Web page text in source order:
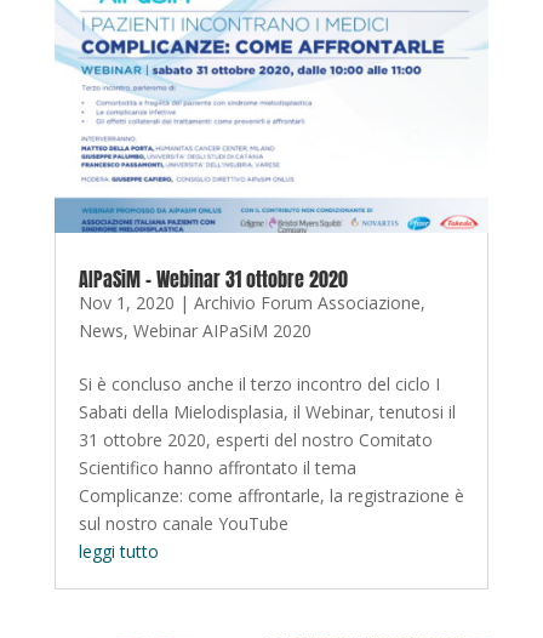
AIPaSiM – Webinar 31 ottobre 2020
Nov 1, 2020 | Archivio Forum Associazione,
News, Webinar AIPaSiM 2020
Si è concluso anche il terzo incontro del ciclo I
Sabati della Mielodisplasia, il Webinar, tenutosi il
31 ottobre 2020, esperti del nostro Comitato
Scientifico hanno affrontato il tema
Complicanze: come affrontarle, la registrazione è
sul nostro canale YouTube
leggi tutto